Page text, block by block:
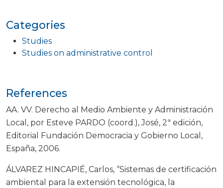
Categories
Studies
Studies on administrative control
References
AA. VV. Derecho al Medio Ambiente y Administración
Local, por Esteve PARDO (coord.), José, 2ª edición,
Editorial Fundación Democracia y Gobierno Local,
España, 2006.
ÁLVAREZ HINCAPIÉ, Carlos, “Sistemas de certificación
ambiental para la extensión tecnológica, la